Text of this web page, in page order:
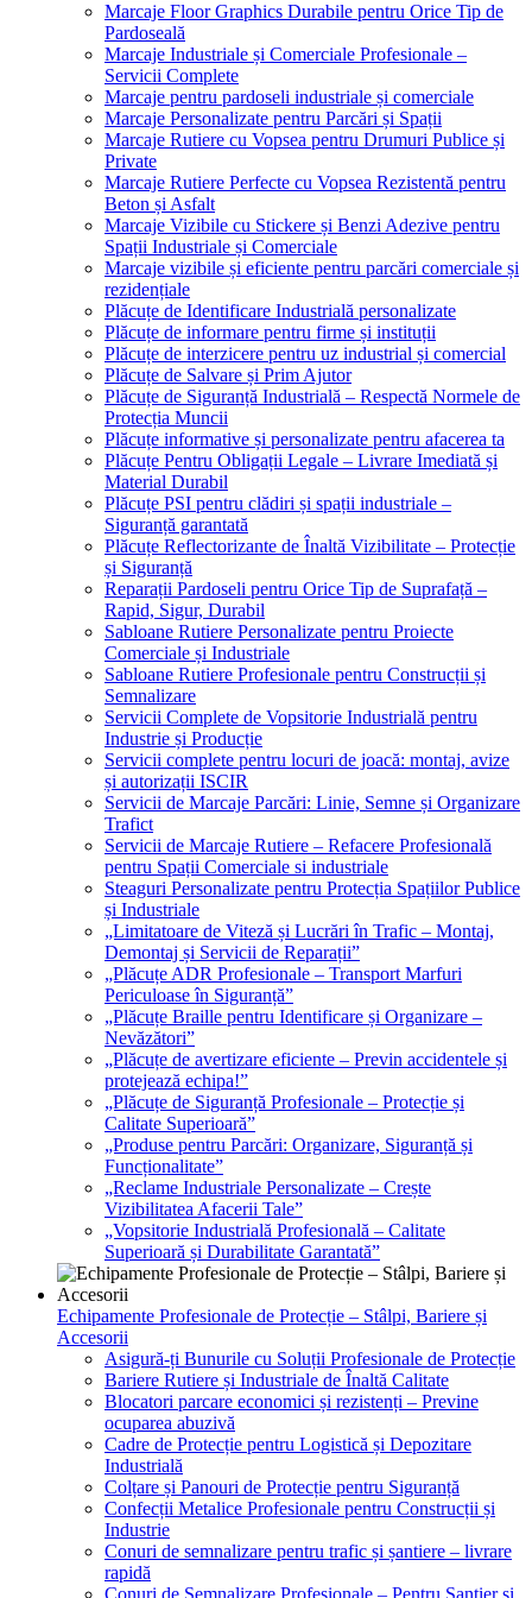
Marcaje Floor Graphics Durabile pentru Orice Tip de
Pardoseală
Marcaje Industriale și Comerciale Profesionale –
Servicii Complete
Marcaje pentru pardoseli industriale și comerciale
Marcaje Personalizate pentru Parcări și Spații
Marcaje Rutiere cu Vopsea pentru Drumuri Publice și
Private
Marcaje Rutiere Perfecte cu Vopsea Rezistentă pentru
Beton și Asfalt
Marcaje Vizibile cu Stickere și Benzi Adezive pentru
Spații Industriale și Comerciale
Marcaje vizibile și eficiente pentru parcări comerciale și
rezidențiale
Plăcuțe de Identificare Industrială personalizate
Plăcuțe de informare pentru firme și instituții
Plăcuțe de interzicere pentru uz industrial și comercial
Plăcuțe de Salvare și Prim Ajutor
Plăcuțe de Siguranță Industrială – Respectă Normele de
Protecția Muncii
Plăcuțe informative și personalizate pentru afacerea ta
Plăcuțe Pentru Obligații Legale – Livrare Imediată și
Material Durabil
Plăcuțe PSI pentru clădiri și spații industriale –
Siguranță garantată
Plăcuțe Reflectorizante de Înaltă Vizibilitate – Protecție
și Siguranță
Reparații Pardoseli pentru Orice Tip de Suprafață –
Rapid, Sigur, Durabil
Sabloane Rutiere Personalizate pentru Proiecte
Comerciale și Industriale
Sabloane Rutiere Profesionale pentru Construcții și
Semnalizare
Servicii Complete de Vopsitorie Industrială pentru
Industrie și Producție
Servicii complete pentru locuri de joacă: montaj, avize
și autorizații ISCIR
Servicii de Marcaje Parcări: Linie, Semne și Organizare
Trafict
Servicii de Marcaje Rutiere – Refacere Profesională
pentru Spații Comerciale si industriale
Steaguri Personalizate pentru Protecția Spațiilor Publice
și Industriale
„Limitatoare de Viteză și Lucrări în Trafic – Montaj,
Demontaj și Servicii de Reparații”
„Plăcuțe ADR Profesionale – Transport Marfuri
Periculoase în Siguranță”
„Plăcuțe Braille pentru Identificare și Organizare –
Nevăzători”
„Plăcuțe de avertizare eficiente – Previn accidentele și
protejează echipa!”
„Plăcuțe de Siguranță Profesionale – Protecție și
Calitate Superioară”
„Produse pentru Parcări: Organizare, Siguranță și
Funcționalitate”
„Reclame Industriale Personalizate – Crește
Vizibilitatea Afacerii Tale”
„Vopsitorie Industrială Profesională – Calitate
Superioară și Durabilitate Garantată”
Echipamente Profesionale de Protecție – Stâlpi, Bariere și
Accesorii
Asigură-ți Bunurile cu Soluții Profesionale de Protecție
Bariere Rutiere și Industriale de Înaltă Calitate
Blocatori parcare economici și rezistenți – Previne
ocuparea abuzivă
Cadre de Protecție pentru Logistică și Depozitare
Industrială
Colțare și Panouri de Protecție pentru Siguranță
Confecții Metalice Profesionale pentru Construcții și
Industrie
Conuri de semnalizare pentru trafic și șantiere – livrare
rapidă
Conuri de Semnalizare Profesionale – Pentru Șantier și